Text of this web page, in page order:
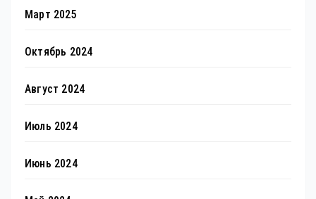
Март 2025
Октябрь 2024
Август 2024
Июль 2024
Июнь 2024